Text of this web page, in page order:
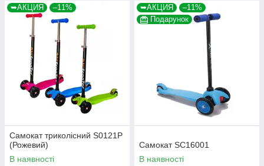
➥АКЦИЯ –11%
Самокат триколісний S0121P
(Рожевий)
В наявності
➥АКЦИЯ
–11%
Подарунок
Самокат SC16001
В наявності